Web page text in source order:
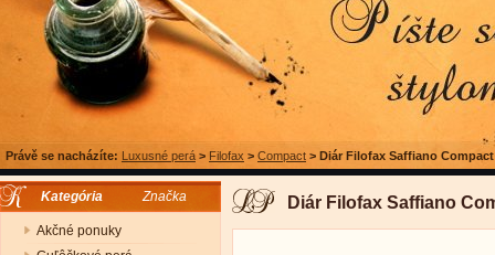
Právě se nacházíte: Luxusné perá > Filofax > Compact > Diár Filofax Saffiano
Kategória Značka
Akčné ponuky
Diár Filofax Saffiano